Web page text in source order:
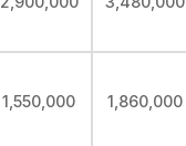
1,550,000 1,860,000